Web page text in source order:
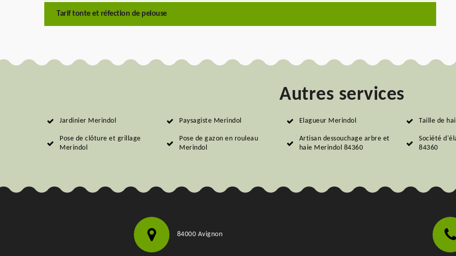
Tarif tonte et réfection de pelouse
Autres services
Jardinier Merindol Paysagiste Merindol Elagueur Merindol Taille de
Pose de clôture et grillage
Merindol
Pose de gazon en rouleau
Merindol
Artisan dessouchage arbre et
haie Merindol 84360
Société
84360
84000 Avignon